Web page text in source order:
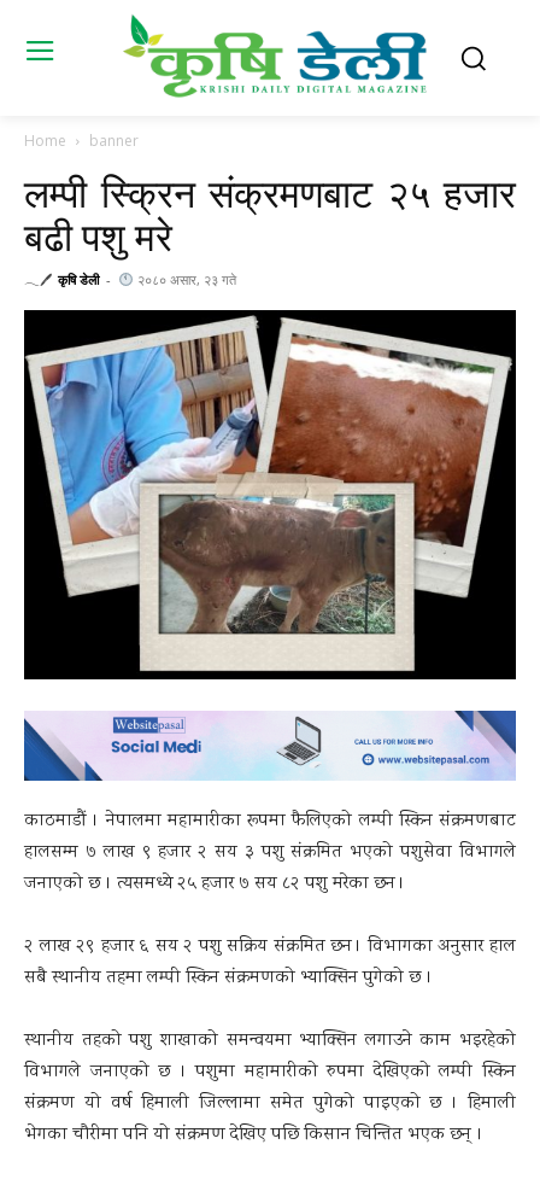
Home banner
लम्पी स्क्रिन संक्रमणबाट २५ हजार
बढी पशु मरे
𓂃🖊 कृषि डेली - २०८० असार, २३ गते
काठमाडौं । नेपालमा महामारीका रूपमा फैलिएको लम्पी स्किन संक्रमणबाट
हालसम्म ७ लाख ९ हजार २ सय ३ पशु संक्रमित भएको पशुसेवा विभागले
जनाएको छ । त्यसमध्ये २५ हजार ७ सय ८२ पशु मरेका छन ।
२ लाख २९ हजार ६ सय २ पशु सक्रिय संक्रमित छन । विभागका अनुसार हाल
सबै स्थानीय तहमा लम्पी स्किन संक्रमणको भ्याक्सिन पुगेको छ ।
स्थानीय तहको पशु शाखाको समन्वयमा भ्याक्सिन लगाउने काम भइरहेको
विभागले जनाएको छ । पशुमा महामारीको रुपमा देखिएको लम्पी स्किन
संक्रमण यो वर्ष हिमाली जिल्लामा समेत पुगेको पाइएको छ । हिमाली
भेगका चौरीमा पनि यो संक्रमण देखिए पछि किसान चिन्तित भएक छन् ।